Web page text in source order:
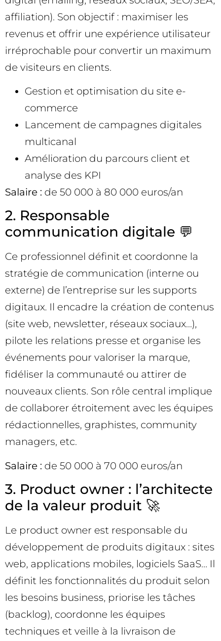
affiliation). Son objectif : maximiser les
revenus et offrir une expérience utilisateur
irréprochable pour convertir un maximum
de visiteurs en clients.
Gestion et optimisation du site e-
commerce
Lancement de campagnes digitales
multicanal
Amélioration du parcours client et
analyse des KPI
Salaire : de 50 000 à 80 000 euros/an
2. Responsable
communication digitale 💬
Ce professionnel définit et coordonne la
stratégie de communication (interne ou
externe) de l’entreprise sur les supports
digitaux. Il encadre la création de contenus
(site web, newsletter, réseaux sociaux…),
pilote les relations presse et organise les
événements pour valoriser la marque,
fidéliser la communauté ou attirer de
nouveaux clients. Son rôle central implique
de collaborer étroitement avec les équipes
rédactionnelles, graphistes, community
managers, etc.
Salaire : de 50 000 à 70 000 euros/an
3. Product owner : l’architecte
de la valeur produit 🚀
Le product owner est responsable du
développement de produits digitaux : sites
web, applications mobiles, logiciels SaaS… Il
définit les fonctionnalités du produit selon
les besoins business, priorise les tâches
(backlog), coordonne les équipes
techniques et veille à la livraison de